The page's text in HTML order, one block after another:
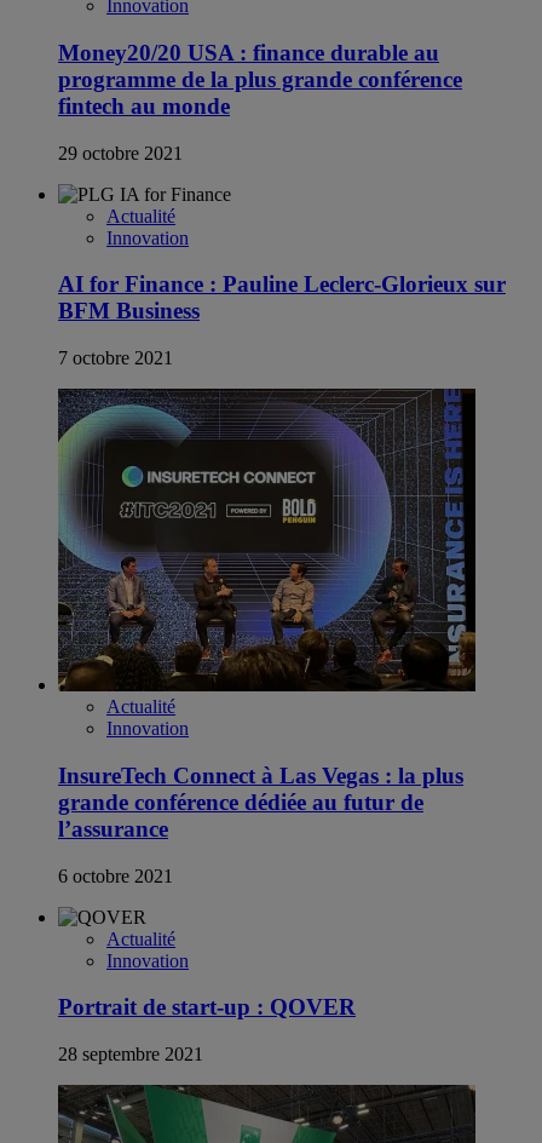
Innovation
Money20/20 USA : finance durable au
programme de la plus grande conférence
fintech au monde
29 octobre 2021
Actualité
Innovation
AI for Finance : Pauline Leclerc-Glorieux sur
BFM Business
7 octobre 2021
Actualité
Innovation
InsureTech Connect à Las Vegas : la plus
grande conférence dédiée au futur de
l’assurance
6 octobre 2021
Actualité
Innovation
Portrait de start-up : QOVER
28 septembre 2021